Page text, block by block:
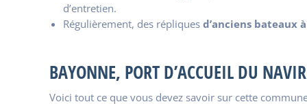
d’entretien.
Régulièrement, des répliques d’anciens bateaux
BAYONNE, PORT D’ACCUEIL DU
Voici tout ce que vous devez savoir sur cette